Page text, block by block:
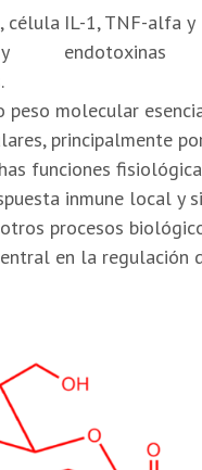
célula IL-1, TNF-alfa y
endotoxinas
molecular
principalmente
funciones
inmune local y
procesos
en la regulación